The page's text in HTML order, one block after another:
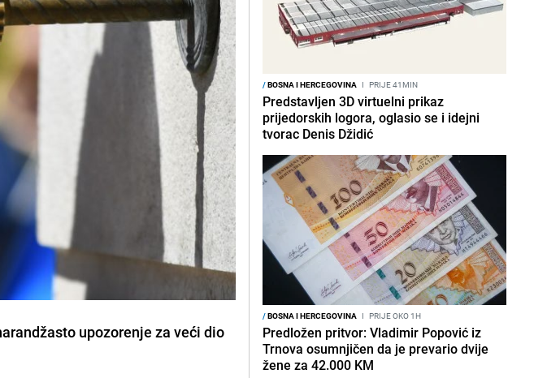
upozorenje za veći dio
/BOSNA I HERCEGOVINA I PRIJE 41MIN
Predstavljen 3D virtuelni prikaz
prijedorskih logora, oglasio se i idejni
tvorac Denis Džidić
/BOSNA I HERCEGOVINA I PRIJE OKO 1H
Predložen pritvor: Vladimir Popović iz
Trnova osumnjičen da je prevario dvije
žene za 42.000 KM